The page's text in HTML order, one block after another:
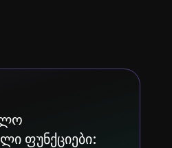
ფუნქციები: